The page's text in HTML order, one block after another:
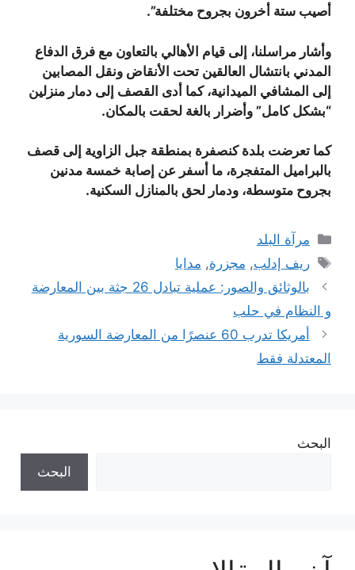
أصيب ستة أخرون بجروح مختلفة”.
وأشار مراسلنا، إلى قيام الأهالي بالتعاون مع فرق الدفاع
المدني بانتشال العالقين تحت الأنقاض ونقل المصابين
إلى المشافي الميدانية، كما أدى القصف إلى دمار منزلين
“بشكل كامل” وأضرار بالغة لحقت بالمكان.
كما تعرضت بلدة كنصفرة بمنطقة جبل الزاوية إلى قصف
بالبراميل المتفجرة، ما أسفر عن إصابة خمسة مدنين
بجروح متوسطة، ودمار لحق بالمنازل السكنية.
التصنيفات
مرآة البلد
الوسوم
ريف إدلب, مجزرة, مدايا
بالوثائق والصور: عملية تبادل 26 جثة بين المعارضة
و النظام في حلب
أمريكا تدرب 60 عنصرًا من المعارضة السورية
المعتدلة فقط
البحث
البحث